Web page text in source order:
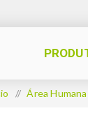
/ Área Humana